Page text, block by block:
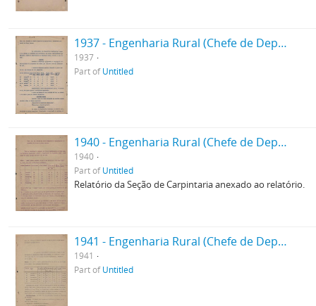
1937 - Engenharia Rural (Chefe de Departamento)
1937
Part ofUntitled
1940 - Engenharia Rural (Chefe de Departamento)
1940
Part ofUntitled
Relatório da Seção de Carpintaria anexado ao relatório.
1941 - Engenharia Rural (Chefe de Departamento)
1941
Part ofUntitled